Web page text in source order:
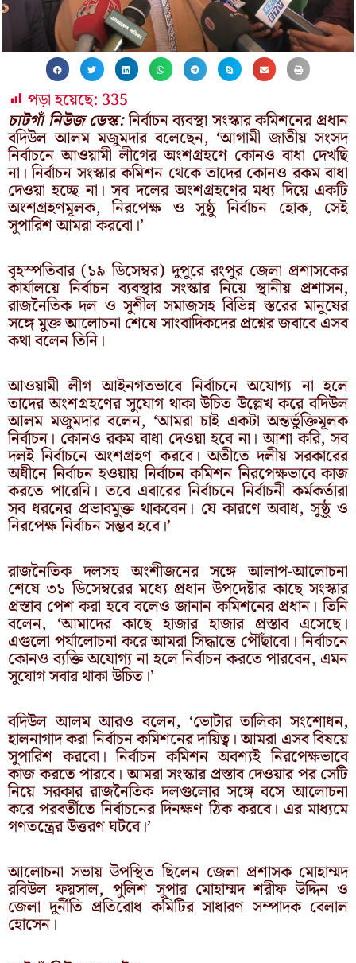
পড়া হয়েছে: 335
চাটগাঁ নিউজ ডেস্ক:নির্বাচন ব্যবস্থা সংস্কার কমিশনের প্রধান
বদিউল আলম মজুমদার বলেছেন, ‘আগামী জাতীয় সংসদ
নির্বাচনে আওয়ামী লীগের অংশগ্রহণে কোনও বাধা দেখছি
না। নির্বাচন সংস্কার কমিশন থেকে তাদের কোনও রকম বাধা
দেওয়া হচ্ছে না। সব দলের অংশগ্রহণের মধ্য দিয়ে একটি
অংশগ্রহণমূলক, নিরপেক্ষ ও সুষ্ঠু নির্বাচন হোক, সেই
সুপারিশ আমরা করবো।’
বৃহস্পতিবার (১৯ ডিসেম্বর) দুপুরে রংপুর জেলা প্রশাসকের
কার্যালয়ে নির্বাচন ব্যবস্থার সংস্কার নিয়ে স্থানীয় প্রশাসন,
রাজনৈতিক দল ও সুশীল সমাজসহ বিভিন্ন স্তরের মানুষের
সঙ্গে মুক্ত আলোচনা শেষে সাংবাদিকদের প্রশ্নের জবাবে এসব
কথা বলেন তিনি।
আওয়ামী লীগ আইনগতভাবে নির্বাচনে অযোগ্য না হলে
তাদের অংশগ্রহণের সুযোগ থাকা উচিত উল্লেখ করে বদিউল
আলম মজুমদার বলেন, ‘আমরা চাই একটা অন্তর্ভুক্তিমূলক
নির্বাচন। কোনও রকম বাধা দেওয়া হবে না। আশা করি, সব
দলই নির্বাচনে অংশগ্রহণ করবে। অতীতে দলীয় সরকারের
অধীনে নির্বাচন হওয়ায় নির্বাচন কমিশন নিরপেক্ষভাবে কাজ
করতে পারেনি। তবে এবারের নির্বাচনে নির্বাচনী কর্মকর্তারা
সব ধরনের প্রভাবমুক্ত থাকবেন। যে কারণে অবাধ, সুষ্ঠু ও
নিরপেক্ষ নির্বাচন সম্ভব হবে।’
রাজনৈতিক দলসহ অংশীজনের সঙ্গে আলাপ-আলোচনা
শেষে ৩১ ডিসেম্বরের মধ্যে প্রধান উপদেষ্টার কাছে সংস্কার
প্রস্তাব পেশ করা হবে বলেও জানান কমিশনের প্রধান। তিনি
বলেন, ‘আমাদের কাছে হাজার হাজার প্রস্তাব এসেছে।
এগুলো পর্যালোচনা করে আমরা সিদ্ধান্তে পৌঁছাবো। নির্বাচনে
কোনও ব্যক্তি অযোগ্য না হলে নির্বাচন করতে পারবেন, এমন
সুযোগ সবার থাকা উচিত।’
বদিউল আলম আরও বলেন, ‘ভোটার তালিকা সংশোধন,
হালনাগাদ করা নির্বাচন কমিশনের দায়িত্ব। আমরা এসব বিষয়ে
সুপারিশ করবো। নির্বাচন কমিশন অবশ্যই নিরপেক্ষভাবে
কাজ করতে পারবে। আমরা সংস্কার প্রস্তাব দেওয়ার পর সেটি
নিয়ে সরকার রাজনৈতিক দলগুলোর সঙ্গে বসে আলোচনা
করে পরবর্তীতে নির্বাচনের দিনক্ষণ ঠিক করবে। এর মাধ্যমে
গণতন্ত্রের উত্তরণ ঘটবে।’
আলোচনা সভায় উপস্থিত ছিলেন জেলা প্রশাসক মোহাম্মদ
রবিউল ফয়সাল, পুলিশ সুপার মোহাম্মদ শরীফ উদ্দিন ও
জেলা দুর্নীতি প্রতিরোধ কমিটির সাধারণ সম্পাদক বেলাল
হোসেন।